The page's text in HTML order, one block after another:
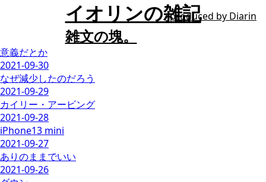
produced by Diarin
イオリンの雑記
雑文の塊。
意義だとか
2021-09-30
なぜ減少したのだろう
2021-09-29
カイリー・アービング
2021-09-28
iPhone13 mini
2021-09-27
ありのままでいい
2021-09-26